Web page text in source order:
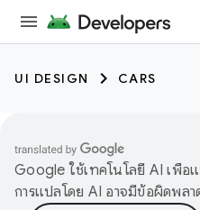
UI DESIGN CARS
Google ใช้เทคโนโลยี AI เพื่อ
การแปลโดย AI อาจมีข้อผิดพลา